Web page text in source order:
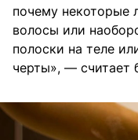
почему некоторые
волосы или
полоски на теле
черты», — считает